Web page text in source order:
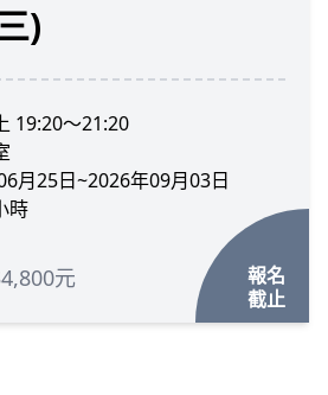
)
19:20～21:20
月25日~2026年09月03日
時
元
報名
截止